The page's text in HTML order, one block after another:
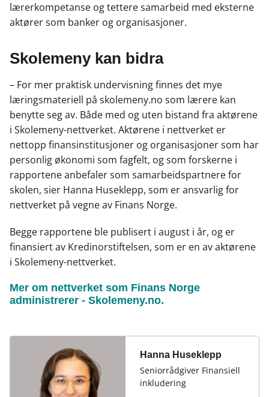
lærerkompetanse og tettere samarbeid med eksterne
aktører som banker og organisasjoner.
Skolemeny kan bidra
– For mer praktisk undervisning finnes det mye
læringsmateriell på skolemeny.no som lærere kan
benytte seg av. Både med og uten bistand fra aktørene
i Skolemeny-nettverket. Aktørene i nettverket er
nettopp finansinstitusjoner og organisasjoner som har
personlig økonomi som fagfelt, og som forskerne i
rapportene anbefaler som samarbeidspartnere for
skolen, sier Hanna Huseklepp, som er ansvarlig for
nettverket på vegne av Finans Norge.
Begge rapportene ble publisert i august i år, og er
finansiert av Kredinorstiftelsen, som er en av aktørene
i Skolemeny-nettverket.
Mer om nettverket som Finans Norge
administrerer - Skolemeny.no.
Hanna Huseklepp
Seniorrådgiver Finansiell
inkludering